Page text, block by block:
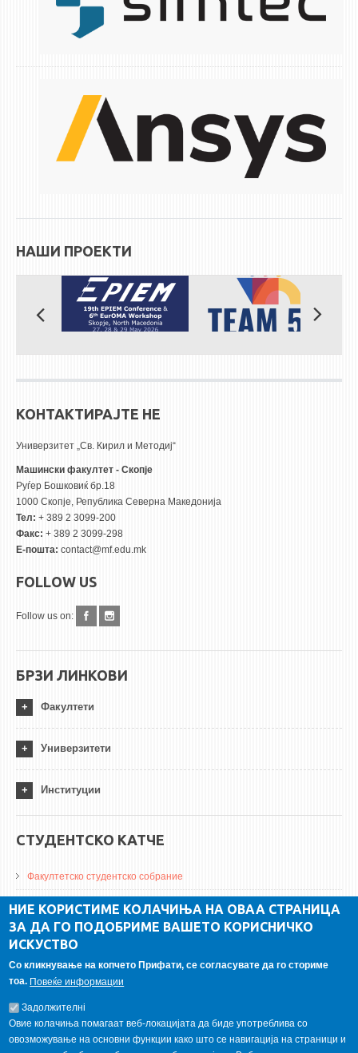
НАШИ ПРОЕКТИ
КОНТАКТИРАЈТЕ НЕ
Универзитет „Св. Кирил и Методиј“
Машински факултет - Скопје
Руѓер Бошковиќ бр.18
1000 Скопје, Република Северна Македонија
Тел: + 389 2 3099-200
Факс: + 389 2 3099-298
Е-пошта: contact@mf.edu.mk
FOLLOW US
Follow us on:
БРЗИ ЛИНКОВИ
Факултети
Универзитети
Институции
СТУДЕНТСКО КАТЧЕ
Факултетско студентско собрание
ДА Винчи магазин
Алумни асоцијација
ГАЛЕРИЈА
НИЕ КОРИСТИМЕ КОЛАЧИЊА НА ОВАА СТРАНИЦА
ЗА ДА ГО ПОДОБРИМЕ ВАШЕТО КОРИСНИЧКО
ИСКУСТВО
Со кликнување на копчето Прифати, се согласувате да го сториме
тоа. Повеќе информации
Задолжителнi
Овие колачиња помагаат веб-локацијата да биде употреблива со
овозможување на основни функции како што се навигација на страници и